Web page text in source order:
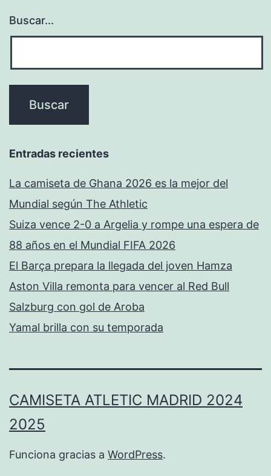
Buscar...
Entradas recientes
La camiseta de Ghana 2026 es la mejor del
Mundial según The Athletic
Suiza vence 2-0 a Argelia y rompe una espera de
88 años en el Mundial FIFA 2026
El Barça prepara la llegada del joven Hamza
Aston Villa remonta para vencer al Red Bull
Salzburg con gol de Aroba
Yamal brilla con su temporada
CAMISETA ATLETIC MADRID 2024
2025
Funciona gracias a WordPress.